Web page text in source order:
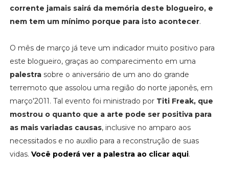
corrente jamais sairá da memória deste blogueiro, e
nem tem um mínimo porque para isto acontecer.
O mês de março já teve um indicador muito positivo para
este blogueiro, graças ao comparecimento em uma
palestrasobre o aniversário de um ano do grande
terremoto que assolou uma região do norte japonês, em
março'2011. Tal evento foi ministrado por Titi Freak, que
mostrou o quanto que a arte pode ser positiva para
as mais variadas causas, inclusive no amparo aos
necessitados e no auxílio para a reconstrução de suas
vidas. Você poderá ver a palestra ao clicar aqui.